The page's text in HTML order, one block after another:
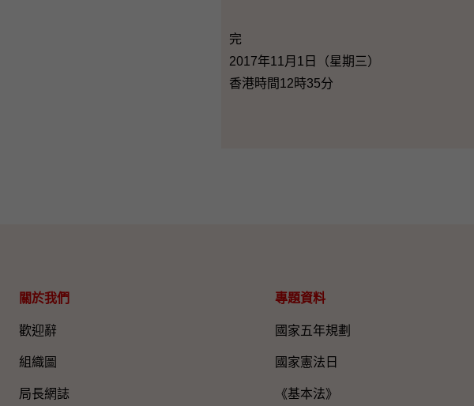
完
2017年11月1日（星期三）
香港時間12時35分
關於我們
歡迎辭
組織圖​
局長網誌
專題資料
國家五年規劃
國家憲法日
《基本法》